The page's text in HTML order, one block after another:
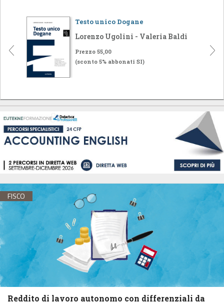
Testo unico Dogane
Lorenzo Ugolini - Valeria Baldi
Prezzo 55,00
(sconto 5% abbonati SI)
FISCO
Reddito di lavoro autonomo con differenziali da